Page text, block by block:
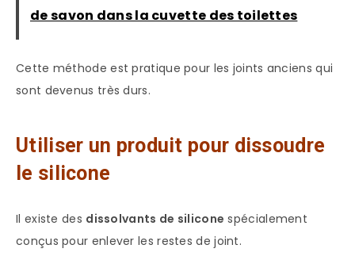
de savon dans la cuvette des toilettes
Cette méthode est pratique pour les joints anciens qui
sont devenus très durs.
Utiliser un produit pour dissoudre
le silicone
Il existe des dissolvants de silicone spécialement
conçus pour enlever les restes de joint.